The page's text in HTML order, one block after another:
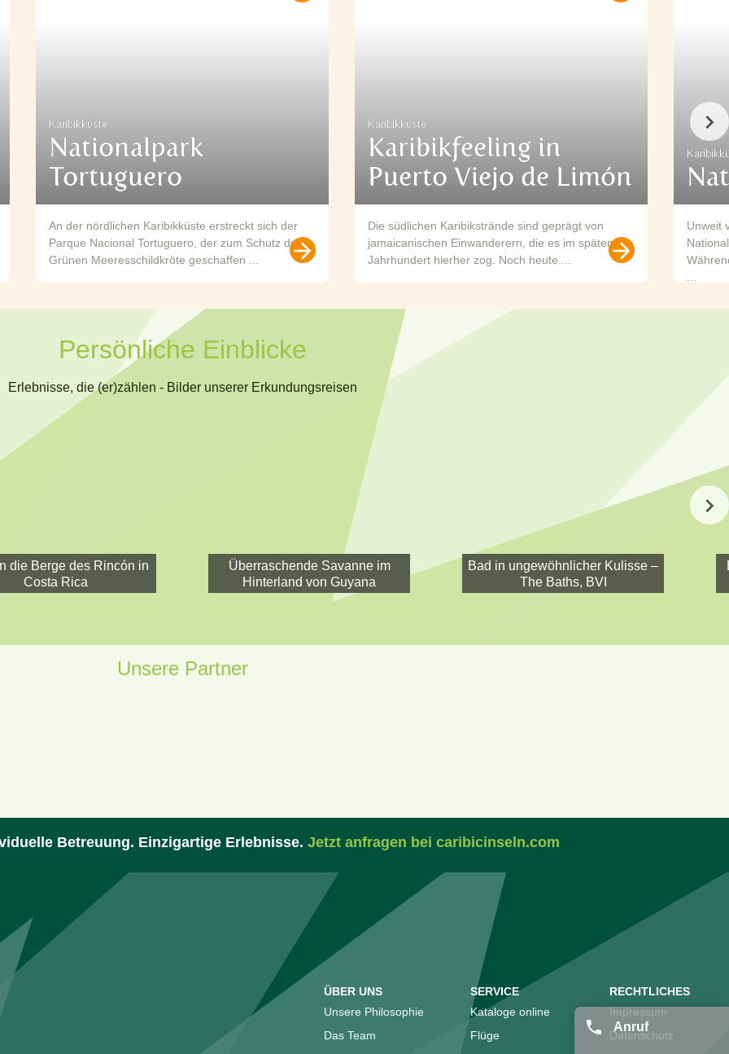
Karibikküste
Nationalpark
Tortuguero
An der nördlichen Karibikküste erstreckt sich der
Parque Nacional Tortuguero, der zum Schutz der
Grünen Meeresschildkröte geschaffen ...
Karibikküste
Karibikfeeling in
Puerto Viejo de Limón
Die südlichen Karibikstrände sind geprägt von
jamaicanischen Einwanderern, die es im späten 19.
Jahrhundert hierher zog. Noch heute ...
Unweit
Persönliche Einblicke
Erlebnisse, die (er)zählen - Bilder unserer Erkundungsreisen
die Berge des Rincón in
Costa Rica
Überraschende Savanne im
Hinterland von Guyana
Bad in ungewöhnlicher Kulisse –
The Baths, BVI
Unsere Partner
Betreuung. Einzigartige Erlebnisse. Jetzt anfragen bei caribicinseln.com
RECHTLICHES
Impressum
Datenschutz
SERVICE
Kataloge online
Flüge
ÜBER UNS
Unsere Philosophie
Das Team
Anruf